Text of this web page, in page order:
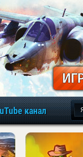
онлайн бесплатно
канал